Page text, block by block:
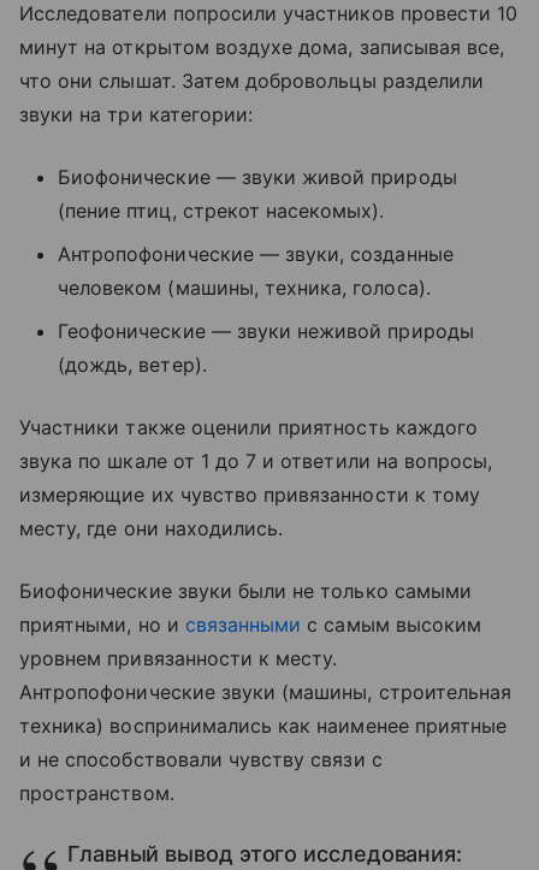
Исследователи попросили участников провести 10
минут на открытом воздухе дома, записывая все,
что они слышат. Затем добровольцы разделили
звуки на три категории:
Биофонические — звуки живой природы
(пение птиц, стрекот насекомых).
Антропофонические — звуки, созданные
человеком (машины, техника, голоса).
Геофонические — звуки неживой природы
(дождь, ветер).
Участники также оценили приятность каждого
звука по шкале от 1 до 7 и ответили на вопросы,
измеряющие их чувство привязанности к тому
месту, где они находились.
Биофонические звуки были не только самыми
приятными, но и связанными с самым высоким
уровнем привязанности к месту.
Антропофонические звуки (машины, строительная
техника) воспринимались как наименее приятные
и не способствовали чувству связи с
пространством.
Главный вывод этого исследования: